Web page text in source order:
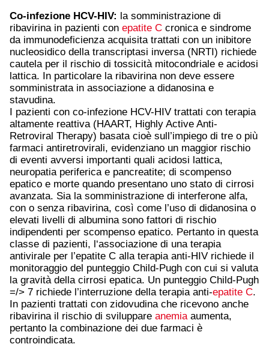
Co-infezione HCV-HIV: la somministrazione di
ribavirina in pazienti con epatite C cronica e sindrome
da immunodeficienza acquisita trattati con un inibitore
nucleosidico della transcriptasi inversa (NRTI) richiede
cautela per il rischio di tossicità mitocondriale e acidosi
lattica. In particolare la ribavirina non deve essere
somministrata in associazione a didanosina e
stavudina.
I pazienti con co-infezione HCV-HIV trattati con terapia
altamente reattiva (HAART, Highly Active Anti-
Retroviral Therapy) basata cioè sull’impiego di tre o più
farmaci antiretrovirali, evidenziano un maggior rischio
di eventi avversi importanti quali acidosi lattica,
neuropatia periferica e pancreatite; di scompenso
epatico e morte quando presentano uno stato di cirrosi
avanzata. Sia la somministrazione di interferone alfa,
con o senza ribavirina, così come l’uso di didanosina o
elevati livelli di albumina sono fattori di rischio
indipendenti per scompenso epatico. Pertanto in questa
classe di pazienti, l‘associazione di una terapia
antivirale per l’epatite C alla terapia anti-HIV richiede il
monitoraggio del punteggio Child-Pugh con cui si valuta
la gravità della cirrosi epatica. Un punteggio Child-Pugh
=/> 7 richiede l’interruzione della terapia anti-epatite C.
In pazienti trattati con zidovudina che ricevono anche
ribavirina il rischio di sviluppare anemiaaumenta,
pertanto la combinazione dei due farmaci è
controindicata.